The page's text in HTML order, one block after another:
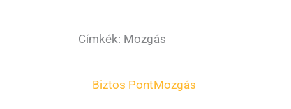
Címkék: Mozgás
Biztos PontMozgás